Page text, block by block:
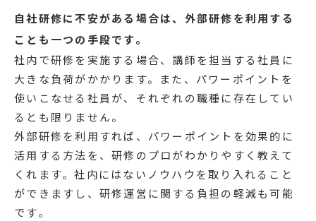
自社研修に不安がある場合は、外部研修を利用する
ことも一つの手段です。
社内で研修を実施する場合、講師を担当する社員に
大きな負荷がかかります。また、パワーポイントを
使いこなせる社員が、それぞれの職種に存在してい
るとも限りません。
外部研修を利用すれば、パワーポイントを効果的に
活用する方法を、研修のプロがわかりやすく教えて
くれます。社内にはないノウハウを取り入れること
ができますし、研修運営に関する負担の軽減も可能
です。